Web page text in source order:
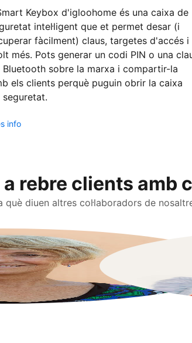
Keybox d'igloohome és una caixa de
intel·ligent que et permet desar (i
fàcilment) claus, targetes d'accés i
més. Pots generar un codi PIN o una
Bluetooth sobre la marxa i compartir-la
els clients perquè puguin obrir la caixa
seguretat.
info
rebre clients amb
què diuen altres col·laboradors de